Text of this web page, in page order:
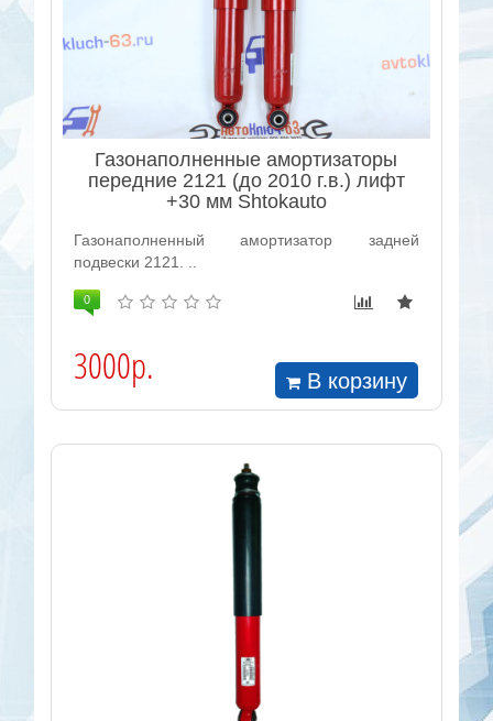
Газонаполненные амортизаторы
передние 2121 (до 2010 г.в.) лифт
+30 мм Shtokauto
Газонаполненный амортизатор задней
подвески 2121. ..
0
3000р. В корзину